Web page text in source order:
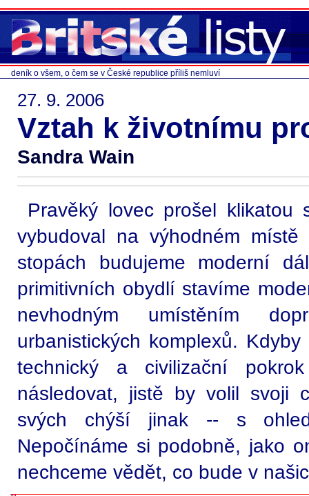
deník o všem, o čem se v České republice příliš nemluví
27. 9. 2006
Vztah k životnímu
Sandra Wain
Pravěký lovec prošel klikatou
vybudoval na výhodném
stopách budujeme moderní
primitivních obydlí stavíme
nevhodným umístěním
urbanistických komplexů.
technický a civilizační
následovat, jistě by volil svoji
svých chýší jinak -- s
Nepočínáme si podobně, jako
nechceme vědět, co bude v